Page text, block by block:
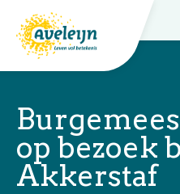
op bezoek
Akkerstaf